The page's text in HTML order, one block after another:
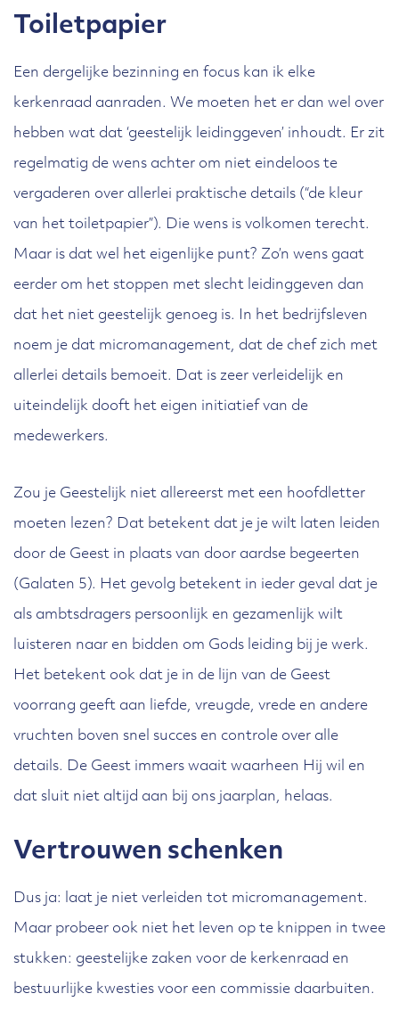
Toiletpapier
Een dergelijke bezinning en focus kan ik elke
kerkenraad aanraden. We moeten het er dan wel over
hebben wat dat ‘geestelijk leidinggeven’ inhoudt. Er zit
regelmatig de wens achter om niet eindeloos te
vergaderen over allerlei praktische details (“de kleur
van het toiletpapier”). Die wens is volkomen terecht.
Maar is dat wel het eigenlijke punt? Zo’n wens gaat
eerder om het stoppen met slecht leidinggeven dan
dat het niet geestelijk genoeg is. In het bedrijfsleven
noem je dat micromanagement, dat de chef zich met
allerlei details bemoeit. Dat is zeer verleidelijk en
uiteindelijk dooft het eigen initiatief van de
medewerkers.
Zou je Geestelijk niet allereerst met een hoofdletter
moeten lezen? Dat betekent dat je je wilt laten leiden
door de Geest in plaats van door aardse begeerten
(Galaten 5). Het gevolg betekent in ieder geval dat je
als ambtsdragers persoonlijk en gezamenlijk wilt
luisteren naar en bidden om Gods leiding bij je werk.
Het betekent ook dat je in de lijn van de Geest
voorrang geeft aan liefde, vreugde, vrede en andere
vruchten boven snel succes en controle over alle
details. De Geest immers waait waarheen Hij wil en
dat sluit niet altijd aan bij ons jaarplan, helaas.
Vertrouwen schenken
Dus ja: laat je niet verleiden tot micromanagement.
Maar probeer ook niet het leven op te knippen in twee
stukken: geestelijke zaken voor de kerkenraad en
bestuurlijke kwesties voor een commissie daarbuiten.